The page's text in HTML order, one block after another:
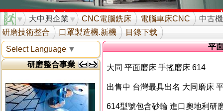
大中興企業 CNC電腦銑床 電腦車床CNC
中古
研磨技術整合
口罩製造機.新機
目錄下载
Select Language ▼
研磨整合事業
平
大同 平面磨床 手搖磨床 614
出售中 台灣最具出名 大同磨床
614型號包含砂輪 進口奧地利研